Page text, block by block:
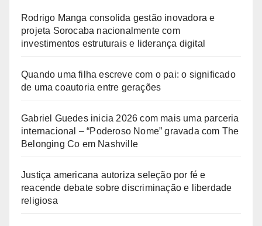
Rodrigo Manga consolida gestão inovadora e
projeta Sorocaba nacionalmente com
investimentos estruturais e liderança digital
Quando uma filha escreve com o pai: o significado
de uma coautoria entre gerações
Gabriel Guedes inicia 2026 com mais uma parceria
internacional – “Poderoso Nome” gravada com The
Belonging Co em Nashville
Justiça americana autoriza seleção por fé e
reacende debate sobre discriminação e liberdade
religiosa